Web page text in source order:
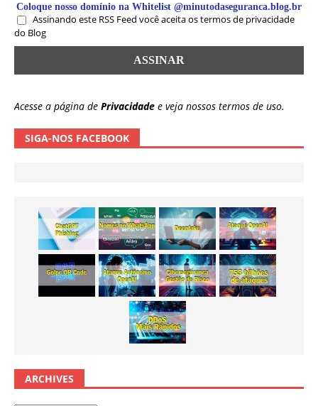
Coloque nosso domínio na Whitelist @minutodaseguranca.blog.br
Assinando este RSS Feed você aceita os termos de privacidade
do Blog
Acesse a página de Privacidade e veja nossos termos de uso.
SIGA-NOS FACEBOOK
ARCHIVES